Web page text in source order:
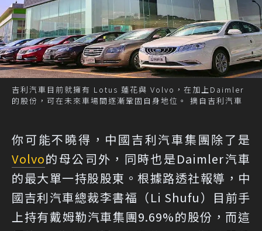
吉利汽車目前就擁有 Lotus 蓮花與 Volvo，在加上Daimler
的股份，可在未來車場間逐漸鞏固自身地位。 摘自吉利汽車
你可能不曉得，中國吉利汽車集團除了是
Volvo的母公司外，同時也是Daimler汽車
的最大單一持股股東。根據路透社報導，中
國吉利汽車總裁李書福（Li Shufu）目前手
上持有戴姆勒汽車集團9.69%的股份，而這